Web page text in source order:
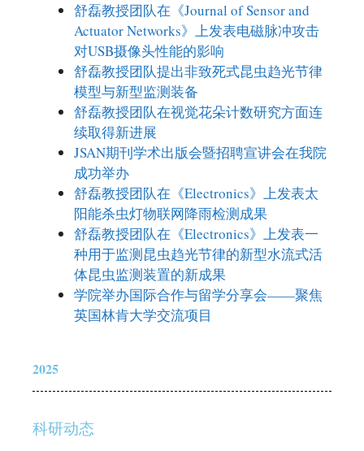
舒磊教授团队在《Journal of Sensor and
Actuator Networks》上发表电磁脉冲攻击
对USB摄像头性能的影响
舒磊教授团队提出非致死式昆虫趋光节律
模型与新型监测装备
舒磊教授团队在视觉花朵计数研究方面连
续取得新进展
JSAN期刊学术出版会暨招聘宣讲会在我院
成功举办
舒磊教授团队在《Electronics》上发表太
阳能杀虫灯物联网降雨检测成果
舒磊教授团队在《Electronics》上发表一
种用于监测昆虫趋光节律的新型水流式活
体昆虫监测装置的新成果
学院举办国际合作与留学分享会——聚焦
英国林肯大学交流项目
2025
科研动态